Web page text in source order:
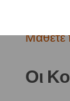
Μάθετε
Οι